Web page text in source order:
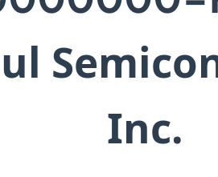
Inc.